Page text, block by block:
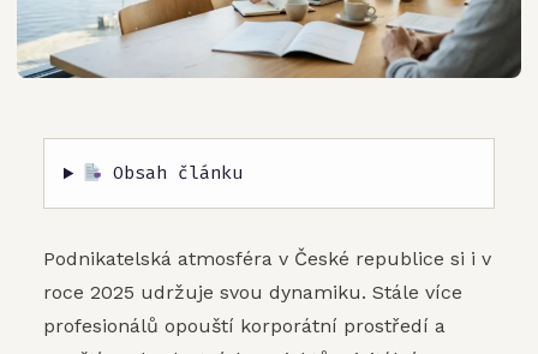
Obsah článku
Podnikatelská atmosféra v České republice si i v
roce 2025 udržuje svou dynamiku. Stále více
profesionálů opouští korporátní prostředí a